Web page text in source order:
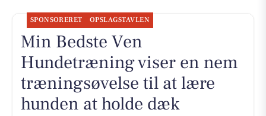
SPONSORERET OPSLAGSTAVLEN
Min Bedste Ven
Hundetræning viser en nem
træningsøvelse til at lære
hunden at holde dæk